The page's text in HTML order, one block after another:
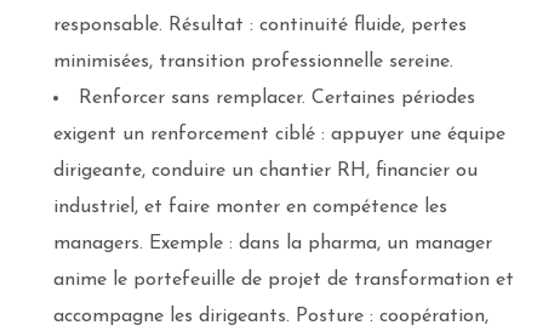
responsable. Résultat : continuité fluide, pertes
minimisées, transition professionnelle sereine.
Renforcer sans remplacer. Certaines périodes
exigent un renforcement ciblé : appuyer une équipe
dirigeante, conduire un chantier RH, financier ou
industriel, et faire monter en compétence les
managers. Exemple : dans la pharma, un manager
anime le portefeuille de projet de transformation et
accompagne les dirigeants. Posture : coopération,